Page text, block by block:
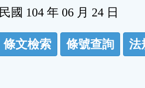
民國 104 年 06 月 24 日
條文檢索 條號查詢 法